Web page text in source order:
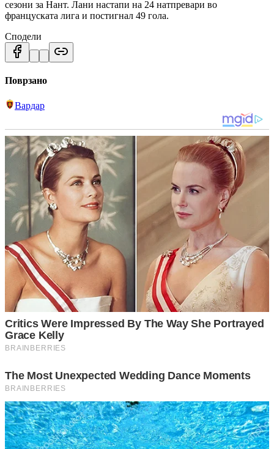
сезони за Нант. Лани настапи на 24 натпревари во
француската лига и постигнал 49 гола.
Сподели
Поврзано
Вардар